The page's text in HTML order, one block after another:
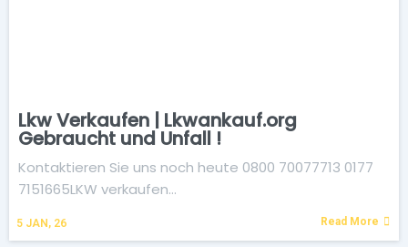
Lkw Verkaufen | Lkwankauf.org
Gebraucht und Unfall !
5 JAN, 26
Kontaktieren Sie uns noch heute 0800 70077713 0177
7151665LKW verkaufen…
Read More